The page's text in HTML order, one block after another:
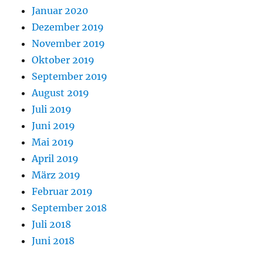
Januar 2020
Dezember 2019
November 2019
Oktober 2019
September 2019
August 2019
Juli 2019
Juni 2019
Mai 2019
April 2019
März 2019
Februar 2019
September 2018
Juli 2018
Juni 2018